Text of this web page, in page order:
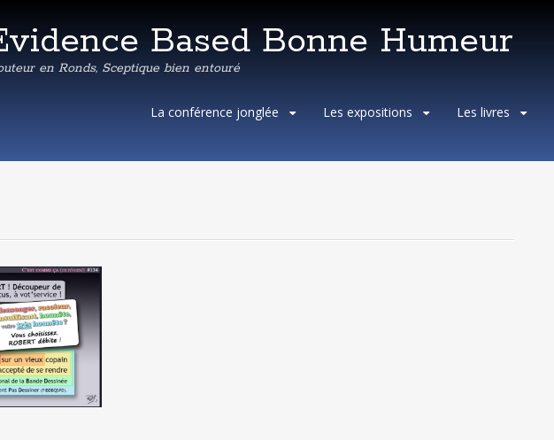
Based Bonne Humeur
en Ronds, Sceptique bien entouré
Aller
La conférence jonglée Les expositions Les livres